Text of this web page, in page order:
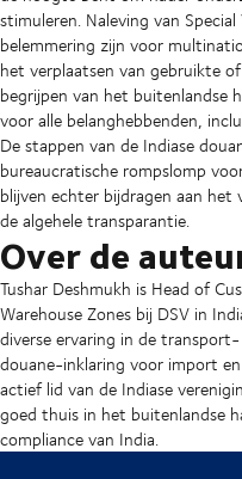
stimuleren. Naleving van
belemmering zijn voor
het verplaatsen van gebruikte
begrijpen van het buitenlandse
voor alle belanghebbenden,
De stappen van de Indiase
bureaucratische rompslomp
blijven echter bijdragen aan het
de algehele transparantie.
Over de
Tushar Deshmukh is Head of
Warehouse Zones bij DSV in
diverse ervaring in de
douane-inklaring voor import
actief lid van de Indiase
goed thuis in het buitenlandse
compliance van India.